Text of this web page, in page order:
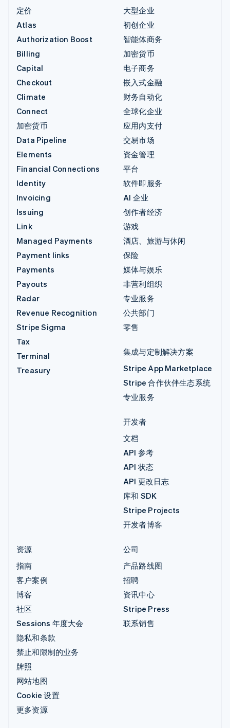
定价
Atlas
Authorization Boost
Billing
Capital
Checkout
Climate
Connect
加密货币
Data Pipeline
Elements
Financial Connections
Identity
Invoicing
Issuing
Link
Managed Payments
Payment links
Payments
Payouts
Radar
Revenue Recognition
Stripe Sigma
Tax
Terminal
Treasury
大型企业
初创企业
智能体商务
加密货币
电子商务
嵌入式金融
财务自动化
全球化企业
应用内支付
交易市场
资金管理
平台
软件即服务
AI 企业
创作者经济
游戏
酒店、旅游与休闲
保险
媒体与娱乐
非营利组织
专业服务
公共部门
零售
集成与定制解决方案
Stripe App Marketplace
Stripe 合作伙伴生态系统
专业服务
开发者
文档
API 参考
API 状态
API 更改日志
库和 SDK
Stripe Projects
开发者博客
资源
指南
客户案例
博客
社区
Sessions 年度大会
隐私和条款
禁止和限制的业务
牌照
网站地图
Cookie 设置
更多资源
公司
产品路线图
招聘
资讯中心
Stripe Press
联系销售